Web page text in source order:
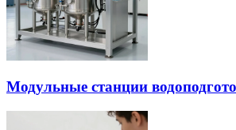
Модульные станции